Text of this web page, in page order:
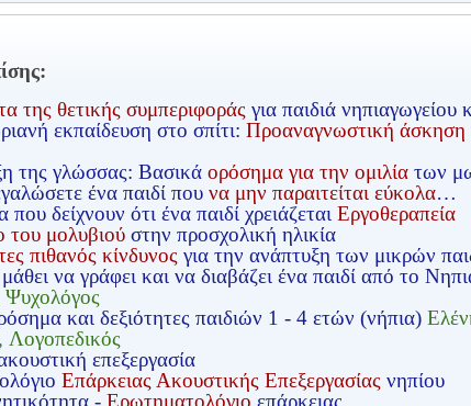
της θετικής συμπεριφοράς για παιδιά νηπιαγωγείου
εκπαίδευση στο σπίτι: Προαναγνωστική άσκηση
της γλώσσας: Βασικά ορόσημα για την ομιλία των
ένα παιδί που να μην παραιτείται εύκολα…
που δείχνουν ότι ένα παιδί χρειάζεται Εργοθεραπεία
του μολυβιούστην προσχολική ηλικία
πιθανός κίνδυνος για την ανάπτυξη των μικρών
να γράφει και να διαβάζει ένα παιδί από το
και δεξιότητες παιδιών 1 - 4 ετών (νήπια)
επεξεργασία
Επάρκειας Ακουστικής Επεξεργασίας νηπίου